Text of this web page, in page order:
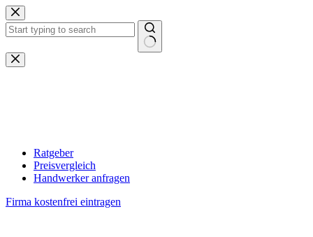
Zum
Inhalt
springen
Keine
Ergebnisse
Ratgeber
Preisvergleich
Handwerker anfragen
Firma kostenfrei eintragen